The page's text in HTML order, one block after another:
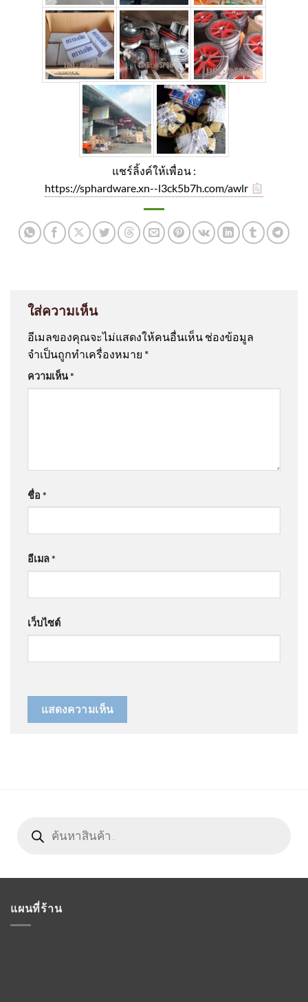
แชร์ลิ้งค์ให้เพื่อน :
https://sphardware.xn--l3ck5b7h.com/awlr
ใส่ความเห็น
อีเมลของคุณจะไม่แสดงให้คนอื่นเห็น ช่องข้อมูล
จำเป็นถูกทำเครื่องหมาย *
ความเห็น*
ชื่อ *
อีเมล*
เว็บไซต์
search
แผนที่ร้าน